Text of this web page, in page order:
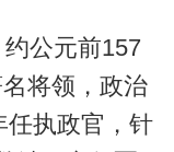
公元前157
将领，政治
任执政官，针